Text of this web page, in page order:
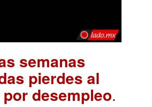
semanas
pierdes al
desempleo.